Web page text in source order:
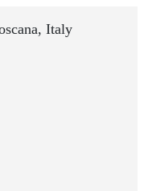
Italy